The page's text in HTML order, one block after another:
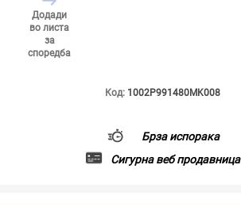
Додади
во листа
за
споредба
Код: 1002P991480MK008
Брза испорака
Сигурна веб продавница